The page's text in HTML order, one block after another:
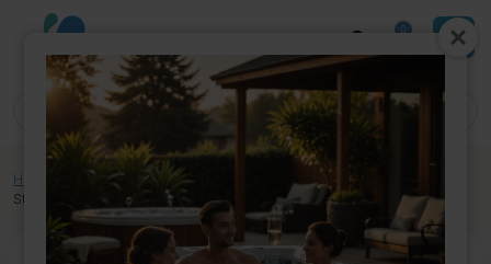
0
Home Whirlpool-Teile Steuerkasten
Steuerkasten und Heizung